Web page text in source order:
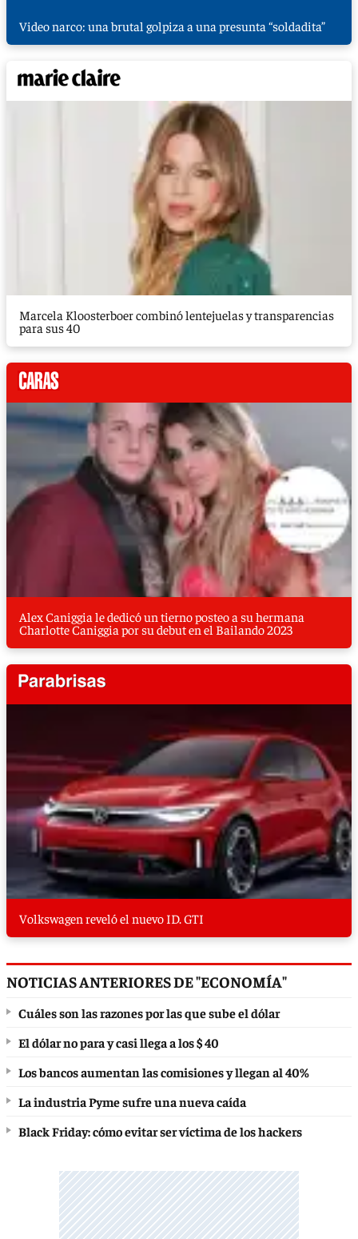
Video narco: una brutal golpiza a una presunta “soldadita”
Marcela Kloosterboer combinó lentejuelas y transparencias
para sus 40
Alex Caniggia le dedicó un tierno posteo a su hermana
Charlotte Caniggia por su debut en el Bailando 2023
Volkswagen reveló el nuevo ID. GTI
NOTICIAS ANTERIORES DE "ECONOMÍA"
Cuáles son las razones por las que sube el dólar
El dólar no para y casi llega a los $ 40
Los bancos aumentan las comisiones y llegan al 40%
La industria Pyme sufre una nueva caída
Black Friday: cómo evitar ser víctima de los hackers